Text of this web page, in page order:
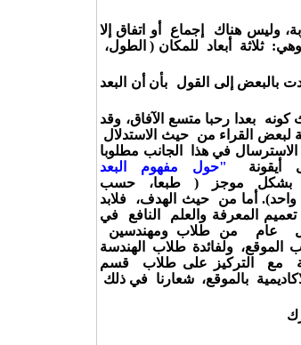
وليس هناك إجماع
أو اتفاق إلا
وهي:ثلاثة أبعاد للمكان ( الطول،
بالبعض إلى القول بأن أن البعد
كونه بعدا رحبا متسع الآفاق، وقد
لبعض القراء من حيث الاستدلال
في هذا
الجانب مطلوبا
أيقونة "حول مفهوم
البعد
بشكل موجز ( طبعا، حسب
أما من حيث الهدف، فلابد
المعرفة والعلم
النافع في
عام من طلاب ومهندسين
الموقع، ولفائدةطلاب
الهندسة
مع التركيز على طلاب قسم
بالموقع،شعارنا في ذلك